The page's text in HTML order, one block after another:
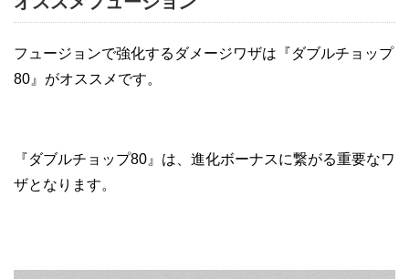
フュージョンで強化するダメージワザは『ダブルチョップ
80』がオススメです。
『ダブルチョップ80』は、進化ボーナスに繋がる重要なワ
ザとなります。